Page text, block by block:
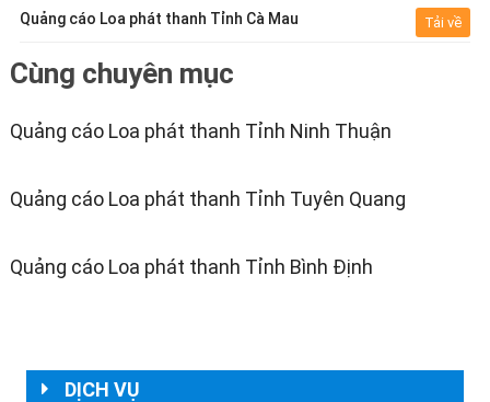
Quảng cáo Loa phát thanh Tỉnh Cà Mau Tải về
Cùng chuyên mục
Quảng cáo Loa phát thanh Tỉnh Ninh Thuận
Quảng cáo Loa phát thanh Tỉnh Tuyên Quang
Quảng cáo Loa phát thanh Tỉnh Bình Định
DỊCH VỤ